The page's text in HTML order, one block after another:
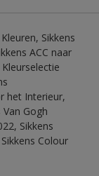
Sikkens
ACC naar
het Interieur,
Gogh
Sikkens
Colour